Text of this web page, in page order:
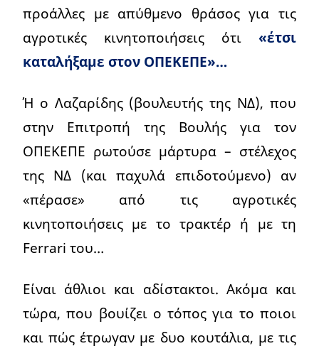
προάλλες με απύθμενο θράσος για τις
αγροτικές κινητοποιήσεις ότι «έτσι
καταλήξαμε στον ΟΠΕΚΕΠΕ»…
Ή ο Λαζαρίδης (βουλευτής της ΝΔ), που
στην Επιτροπή της Βουλής για τον
ΟΠΕΚΕΠΕ ρωτούσε μάρτυρα – στέλεχος
της ΝΔ (και παχυλά επιδοτούμενο) αν
«πέρασε» από τις αγροτικές
κινητοποιήσεις με το τρακτέρ ή με τη
Ferrari του…
Είναι άθλιοι και αδίστακτοι. Ακόμα και
τώρα, που βουίζει ο τόπος για το ποιοι
και πώς έτρωγαν με δυο κουτάλια, με τις